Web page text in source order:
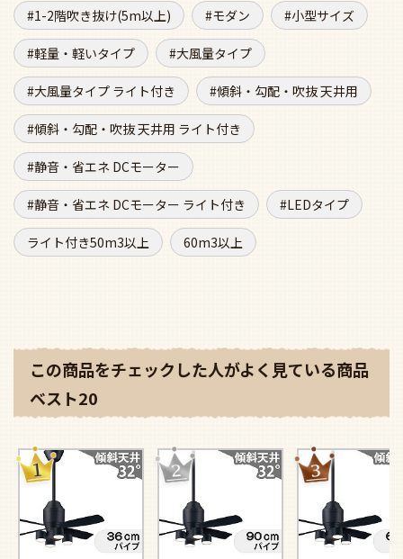
1-2階吹き抜け(5m以上) モダン 小型サイズ
軽量・軽いタイプ 大風量タイプ
大風量タイプ ライト付き 傾斜・勾配・吹抜 天井用
傾斜・勾配・吹抜 天井用 ライト付き
静音・省エネ DCモーター
静音・省エネ DCモーター ライト付き LEDタイプ
ライト付き50m3以上 60m3以上
この商品をチェックした人がよく見ている商品
ベスト20